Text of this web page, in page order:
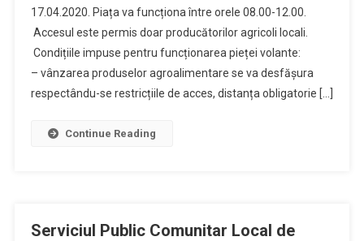
17.04.2020. Piața va funcționa între orele 08.00-12.00.
Accesul este permis doar producătorilor agricoli locali.
Condițiile impuse pentru funcționarea pieței volante:
– vânzarea produselor agroalimentare se va desfășura
respectându-se restricțiile de acces, distanța obligatorie […]
Continue Reading
Serviciul Public Comunitar Local de